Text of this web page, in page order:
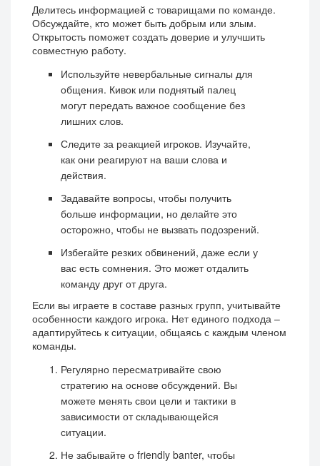
Делитесь информацией с товарищами по команде.
Обсуждайте, кто может быть добрым или злым.
Открытость поможет создать доверие и улучшить
совместную работу.
Используйте невербальные сигналы для
общения. Кивок или поднятый палец
могут передать важное сообщение без
лишних слов.
Следите за реакцией игроков. Изучайте,
как они реагируют на ваши слова и
действия.
Задавайте вопросы, чтобы получить
больше информации, но делайте это
осторожно, чтобы не вызвать подозрений.
Избегайте резких обвинений, даже если у
вас есть сомнения. Это может отдалить
команду друг от друга.
Если вы играете в составе разных групп, учитывайте
особенности каждого игрока. Нет единого подхода –
адаптируйтесь к ситуации, общаясь с каждым членом
команды.
Регулярно пересматривайте свою
стратегию на основе обсуждений. Вы
можете менять свои цели и тактики в
зависимости от складывающейся
ситуации.
Не забывайте о friendly banter, чтобы